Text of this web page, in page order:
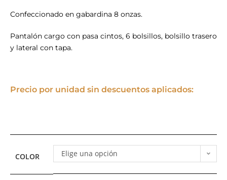
Confeccionado en gabardina 8 onzas.
Pantalón cargo con pasa cintos, 6 bolsillos, bolsillo trasero
y lateral con tapa.
Precio por unidad sin descuentos aplicados:
COLOR Elige una opción